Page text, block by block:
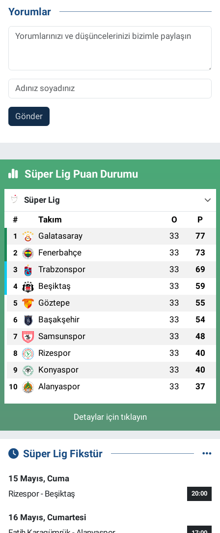
Yorumlar
Gönder
Süper Lig Puan Durumu
Süper Lig
#
Takım O P
1 Galatasaray 33 77
2 Fenerbahçe 33 73
3 Trabzonspor 33 69
4 Beşiktaş 33 59
5 Göztepe 33 55
6 Başakşehir 33 54
7 Samsunspor 33 48
8 Rizespor 33 40
9 Konyaspor 33 40
10 Alanyaspor 33 37
Detaylar için tıklayın
Süper Lig Fikstür
15 Mayıs, Cuma
Rizespor - Beşiktaş
20:00
16 Mayıs, Cumartesi